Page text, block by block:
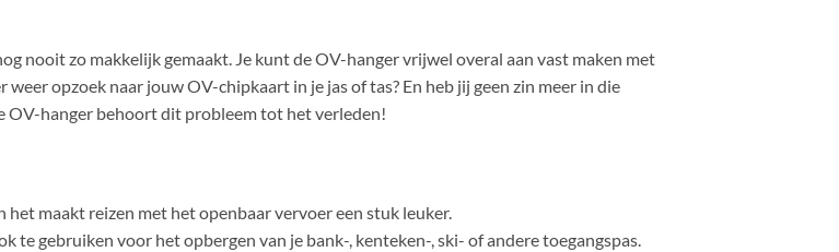
nooit zo makkelijk gemaakt. Je kunt de OV-hanger vrijwel overal aan vast maken met
opzoek naar jouw OV-chipkaart in je jas of tas? En heb jij geen zin meer in die
OV-hanger behoort dit probleem tot het verleden!
maakt reizen met het openbaar vervoer een stuk leuker.
te gebruiken voor het opbergen van je bank-, kenteken-, ski- of andere toegangspas.